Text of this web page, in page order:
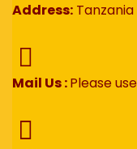
Address: Tanzania
Mail Us :Please